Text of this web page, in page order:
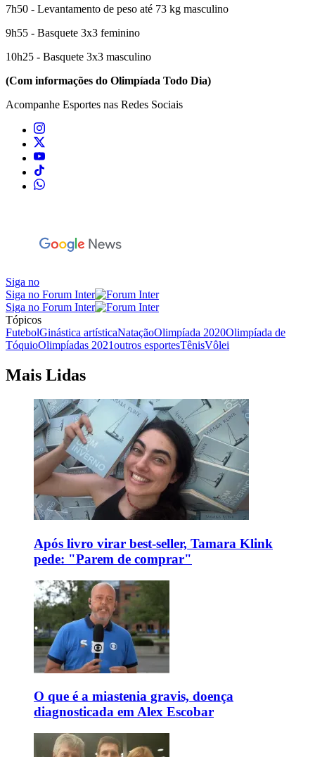
7h50 - Levantamento de peso até 73 kg masculino
9h55 - Basquete 3x3 feminino
10h25 - Basquete 3x3 masculino
(Com informações do Olimpíada Todo Dia)
Acompanhe Esportes nas Redes Sociais
Siga no
Siga no Forum Inter
Siga no Forum Inter
Tópicos
FutebolGinástica artísticaNataçãoOlimpíada 2020Olimpíada de
TóquioOlimpíadas 2021outros esportesTênisVôlei
Mais Lidas
Após livro virar best-seller, Tamara Klink
pede: "Parem de comprar"
O que é a miastenia gravis, doença
diagnosticada em Alex Escobar